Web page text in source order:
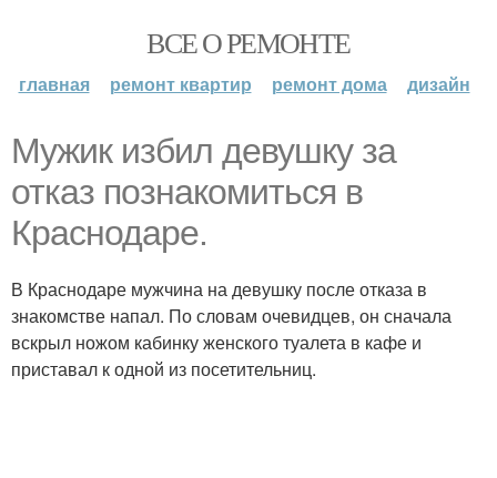
ВСЕ О РЕМОНТЕ
главная ремонт квартир ремонт дома дизайн
Мужик избил девушку за
отказ познакомиться в
Краснодаре.
В Краснодаре мужчина на девушку после отказа в
знакомстве напал. По словам очевидцев, он сначала
вскрыл ножом кабинку женского туалета в кафе и
приставал к одной из посетительниц.